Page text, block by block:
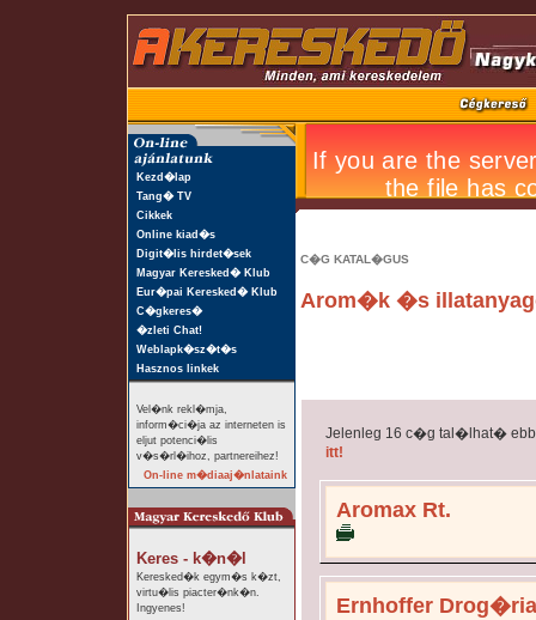
Kezd�lap
Tang� TV
Cikkek
Online kiad�s
Digit�lis hirdet�sek
Magyar Keresked� Klub
Eur�pai Keresked� Klub
C�gkeres�
�zleti Chat!
Weblapk�sz�t�s
Hasznos linkek
Vel�nk rekl�mja,
inform�ci�ja az interneten is
eljut potenci�lis
v�s�rl�ihoz, partnereihez!
On-line m�diaaj�nlataink
Keres - k�n�l
Keresked�k egym�s k�zt,
virtu�lis piacter�nk�n.
Ingyenes!
C�G KATAL�GUS
Arom�k �s
Jelenleg 16 c�g tal�lhat�
itt!
Aromax Rt.
Ernhoffer